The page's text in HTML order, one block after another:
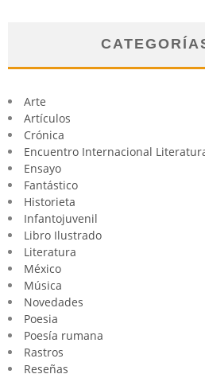
Arte
Artículos
Crónica
Encuentro Internacional
Ensayo
Fantástico
Historieta
Infantojuvenil
Libro Ilustrado
Literatura
México
Música
Novedades
Poesia
Poesía rumana
Rastros
Reseñas